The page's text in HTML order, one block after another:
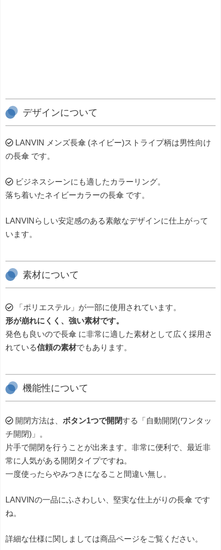
デザインについて
LANVIN メンズ長傘 (ネイビー)ストライプ柄は男性向け
の長傘 です。
ビジネスシーンにも適したカラーリング。
落ち着いたネイビーカラーの長傘 です。
LANVINらしい安定感のある素敵なデザインに仕上がって
います。
素材について
「ポリエステル」が一部に使用されています。
形が崩れにくく、強い素材です。
発色も良いので長傘 に非常に適した素材として広く採用さ
れている信頼の素材でもあります。
機能性について
開閉方法は、 ボタン1つで開閉する「自動開閉(ワンタッ
チ開閉)」。
片手で開閉を行うことが出来ます。非常に便利で、最近非
常に人気がある開閉タイプですね。
一度使ったらやみつきになること間違い無し。
LANVINの一品にふさわしい、堅実な仕上がりの長傘 です
ね。
詳細な仕様に関しましては商品ページをご覧ください。